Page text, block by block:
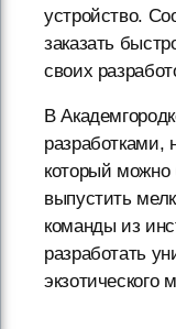
устройство.
заказать
своих
В
разработками,
который можно
выпустить
команды из
разработать
экзотического